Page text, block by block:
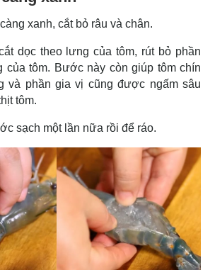
xanh, cắt bỏ râu và chân.
dọc theo lưng của tôm, rút bỏ phần
của tôm. Bước này còn giúp tôm chín
và phần gia vị cũng được ngấm sâu
tôm.
sạch một lần nữa rồi để ráo.